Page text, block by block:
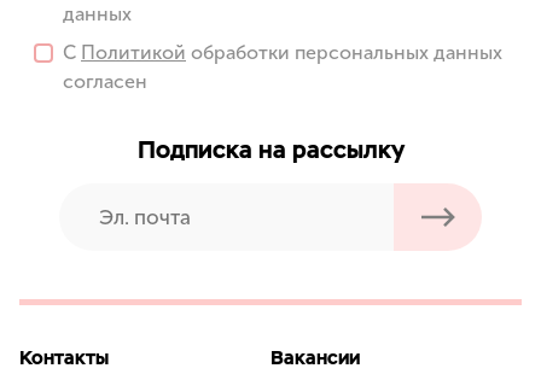
данных
С Политикой обработки персональных данных
согласен
Подписка на рассылку
Контакты
Вакансии